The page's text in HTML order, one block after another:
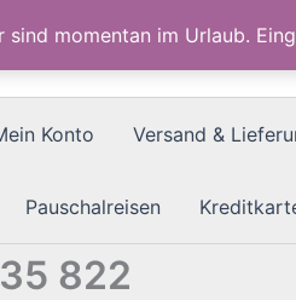
sind momentan im Urlaub.
Konto Versand &
Pauschalreisen
822